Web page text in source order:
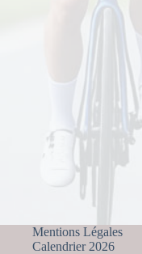
Mentions Légales
Calendrier 2026